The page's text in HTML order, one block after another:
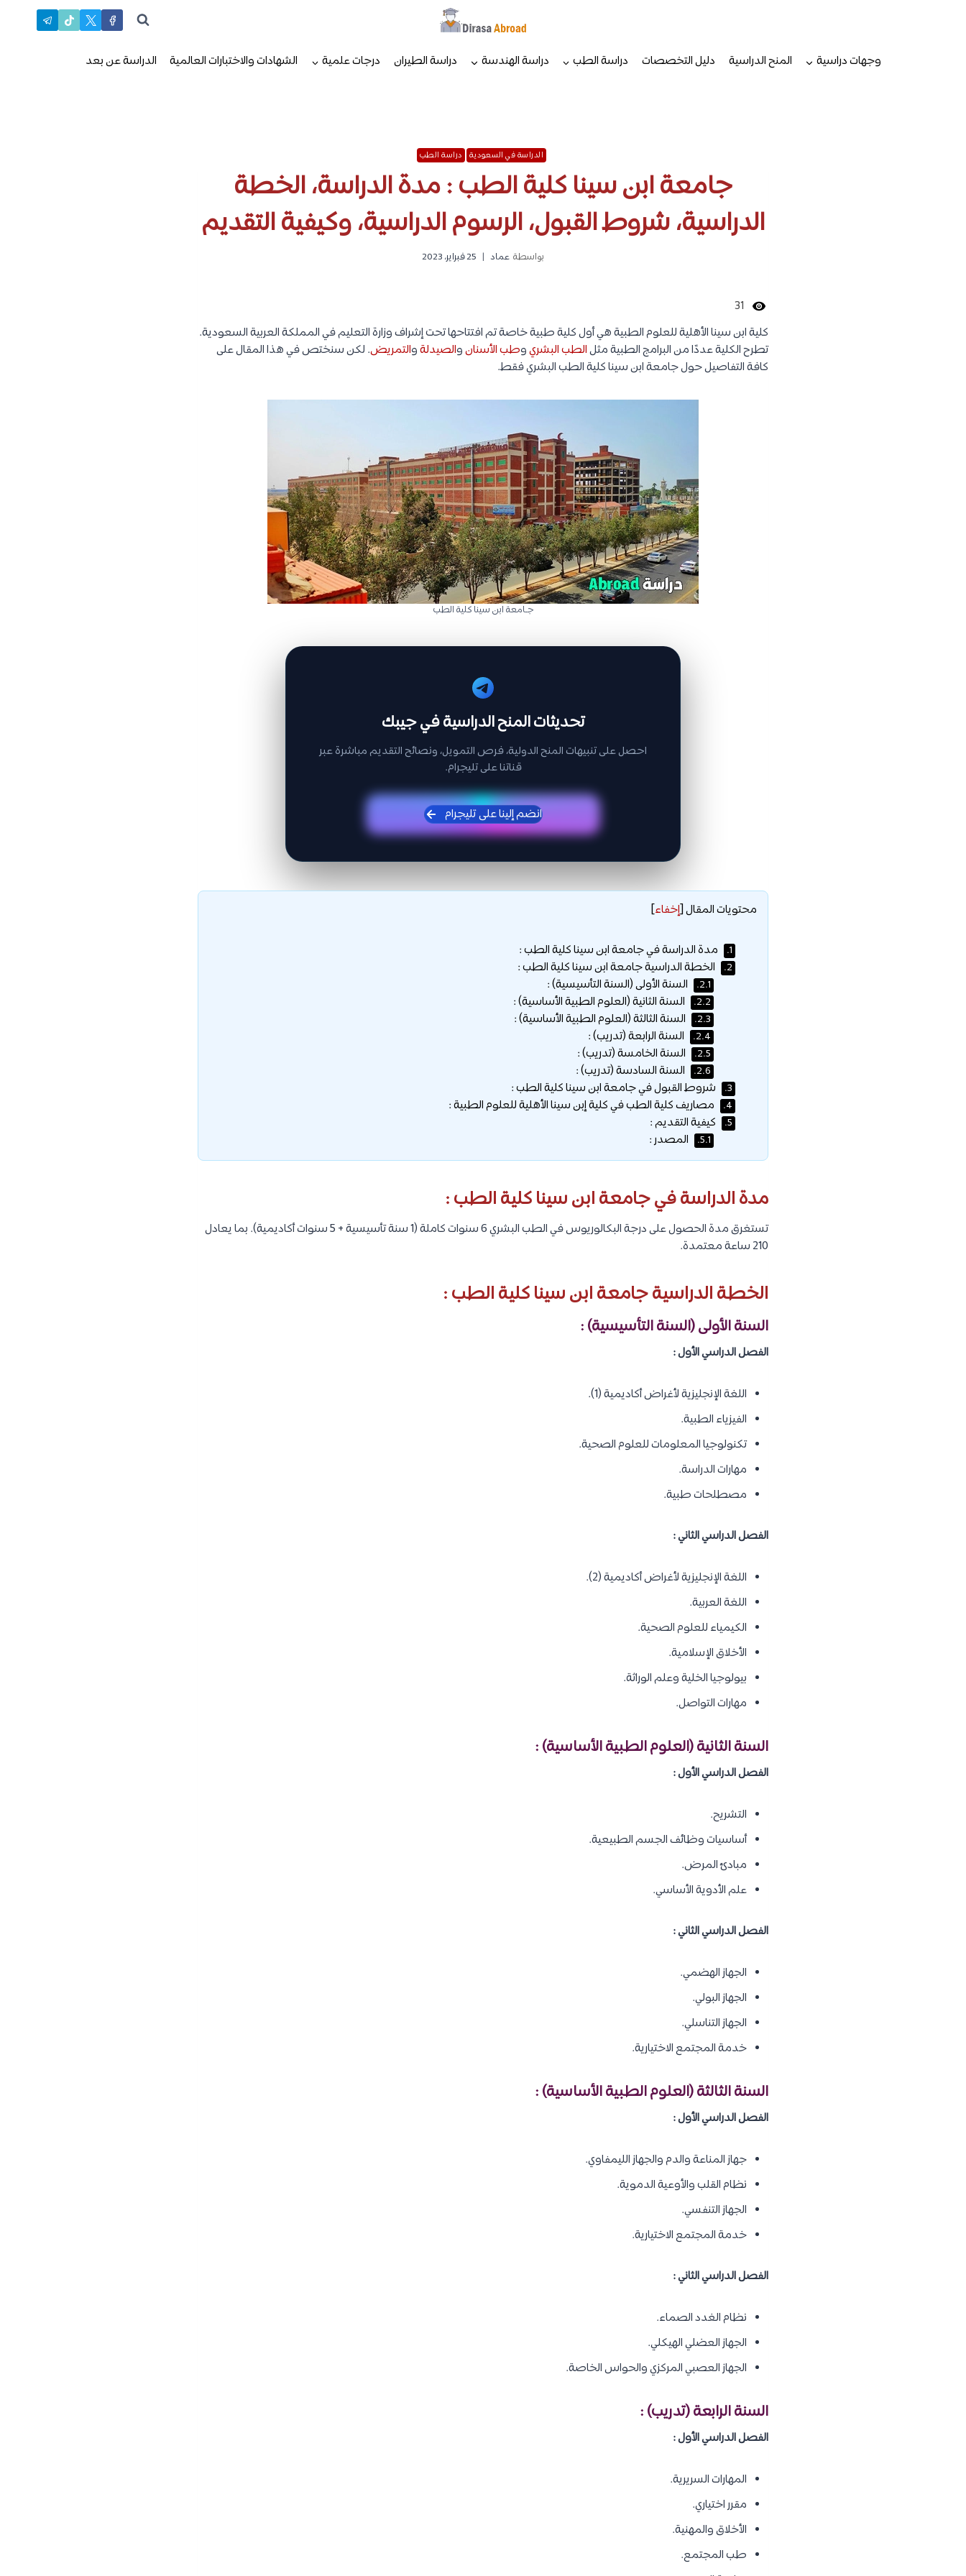
وجهات دراسية
المنح الدراسية دليل التخصصات دراسة الطب دراسة الهندسة دراسة الطيران درجات علمية الشهادات والاختبارات العالمية الدراسة عن بعد
الدراسة في السعودية دراسة الطب
جامعة ابن سينا كلية الطب : مدة الدراسة، الخطة
الدراسية، شروط القبول، الرسوم الدراسية، وكيفية التقديم
بواسطة عماد 25 فبراير، 2023
31
كلية ابن سينا الأهلية للعلوم الطبية هي أول كلية طبية خاصة تم افتتاحها تحت إشراف وزارة التعليم في المملكة العربية السعودية.
تطرح الكلية عددًا من البرامج الطبية مثلالطب البشريوطب الأسنانوالصيدلةوالتمريض. لكن سنختص في هذا المقال على
كافة التفاصيل حول جامعة ابن سينا كلية الطب البشري فقط.
جـامعة ابن سينا كلية الطب
تحديثات المنح الدراسية في جيبك
احصل على تنبيهات المنح الدولية، فرص التمويل، ونصائح التقديم مباشرة عبر
قناتنا على تليجرام.
انضم إلينا على تليجرام
محتويات المقال[إخفاء]
1. مدة الدراسة في جامعة ابن سينا كلية الطب :
2. الخطة الدراسية جامعة ابن سينا كلية الطب :
2.1. السنة الأولى (السنة التأسيسية) :
2.2. السنة الثانية (العلوم الطبية الأساسية) :
2.3. السنة الثالثة (العلوم الطبية الأساسية) :
2.4. السنة الرابعة (تدريب) :
2.5. السنة الخامسة (تدريب) :
2.6. السنة السادسة (تدريب) :
3. شروط القبول في جامعة ابن سينا كلية الطب :
4. مصاريف كلية الطب في كلية إبن سينا الأهلية للعلوم الطبية :
5. كيفية التقديم :
5.1. المصدر :
مدة الدراسة في جامعة ابن سينا كلية الطب :
تستغرق مدة الحصول على درجة البكالوريوس في الطب البشري 6 سنوات كاملة (1 سنة تأسيسية + 5 سنوات أكاديمية). بما يعادل
210 ساعة معتمدة.
الخطة الدراسية جامعة ابن سينا كلية الطب :
السنة الأولى (السنة التأسيسية) :
الفصل الدراسي الأول :
اللغة الإنجليزية لأغراض أكاديمية (1).
الفيزياء الطبية.
تكنولوجيا المعلومات للعلوم الصحية.
مهارات الدراسة.
مصطلحات طبية.
الفصل الدراسي الثاني :
اللغة الإنجليزية لأغراض أكاديمية (2).
اللغة العربية.
الكيمياء للعلوم الصحية.
الأخلاق الإسلامية.
بيولوجيا الخلية وعلم الوراثة.
مهارات التواصل.
السنة الثانية (العلوم الطبية الأساسية) :
الفصل الدراسي الأول :
التشريح.
أساسيات وظائف الجسم الطبيعية.
مبادئ المرض.
علم الأدوية الأساسي.
الفصل الدراسي الثاني :
الجهاز الهضمي.
الجهاز البولي.
الجهاز التناسلي.
خدمة المجتمع الاختيارية.
السنة الثالثة (العلوم الطبية الأساسية) :
الفصل الدراسي الأول :
جهاز المناعة والدم والجهاز الليمفاوي.
نظام القلب والأوعية الدموية.
الجهاز التنفسي.
خدمة المجتمع الاختيارية.
الفصل الدراسي الثاني :
نظام الغدد الصماء.
الجهاز العضلي الهيكلي.
الجهاز العصبي المركزي والحواس الخاصة.
السنة الرابعة (تدريب) :
الفصل الدراسي الأول :
المهارات السريرية.
مقرر اختياري.
الأخلاق والمهنية.
طب المجتمع.